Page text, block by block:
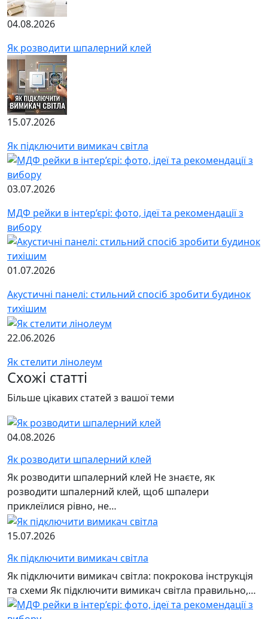
04.08.2026
Як розводити шпалерний клей
15.07.2026
Як підключити вимикач світла
03.07.2026
МДФ рейки в інтер’єрі: фото, ідеї та рекомендації з
вибору
01.07.2026
Акустичні панелі: стильний спосіб зробити будинок
тихішим
22.06.2026
Як стелити лінолеум
Схожі статті
Більше цікавих статей з вашої теми
04.08.2026
Як розводити шпалерний клей
Як розводити шпалерний клей Не знаєте, як
розводити шпалерний клей, щоб шпалери
приклеїлися рівно, не…
15.07.2026
Як підключити вимикач світла
Як підключити вимикач світла: покрокова інструкція
та схеми Як підключити вимикач світла правильно,…